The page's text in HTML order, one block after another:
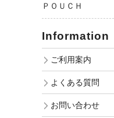
ＰＯＵＣＨ
Information
ご利用案内
よくある質問
お問い合わせ